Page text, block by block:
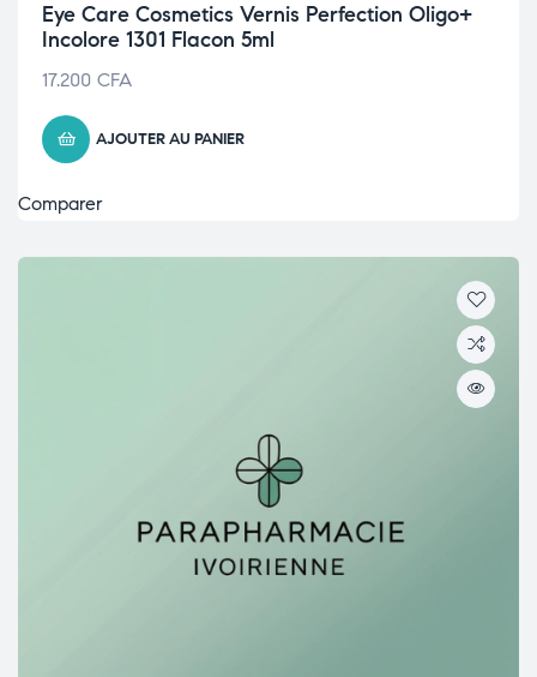
Eye Care Cosmetics Vernis Perfection Oligo+
Incolore 1301 Flacon 5ml
17.200 CFA
AJOUTER AU PANIER
Comparer